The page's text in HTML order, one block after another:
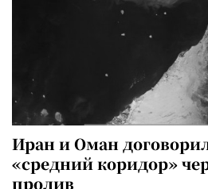
Иран и Оман
«средний коридор»
пролив